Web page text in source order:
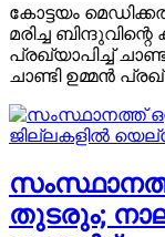
കോട്ടയം
മരിച്ച
പ്രഖ്യാപിച്ച്
ചാണ്ടി ഉമ്മൻ
സംസ്ഥാനത്ത്
തുടരും;